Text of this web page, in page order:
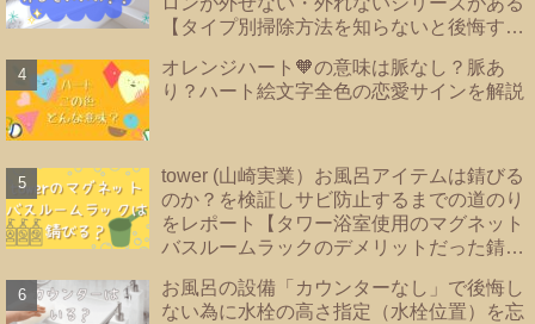
【タイプ別掃除方法を知らないと後悔する
バーあり｜TOTO・リクシル・Panasonic
｜
オレンジハート🧡の意味は脈なし？脈あ
り？ハート絵文字全色の恋愛サインを解説
tower (山崎実業）お風呂アイテムは錆びる
のか？を検証しサビ防止するまでの道のり
をレポート【タワー浴室使用のマグネット
バスルームラックのデメリットだった錆を
お風呂の設備「カウンターなし」で後悔し
ない為に水栓の高さ指定（水栓位置）を忘